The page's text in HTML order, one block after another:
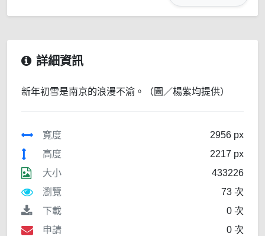
詳細資訊
新年初雪是南京的浪漫不渝。（圖／楊紫均提供）
寬度
2956 px
高度
2217 px
大小
433226
瀏覽
73 次
下載
0 次
申請
0 次